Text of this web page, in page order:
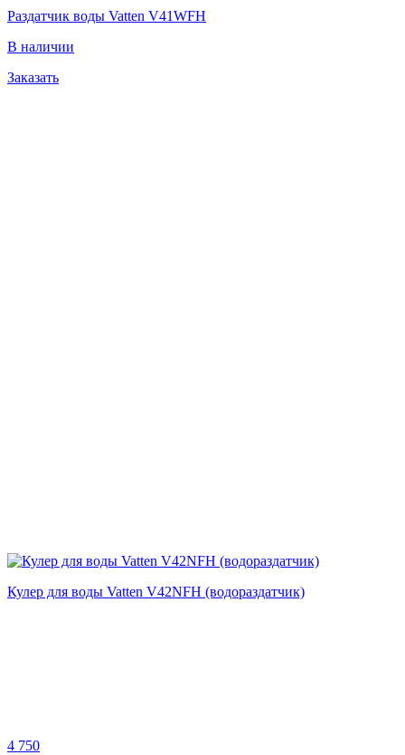
Раздатчик воды Vatten V41WFH
В наличии
Заказать
Кулер для воды Vatten V42NFH (водораздатчик)
4 750